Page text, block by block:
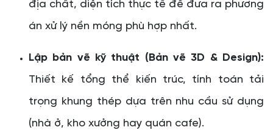
địa chất, diện tích thực tế để đưa ra phương
án xử lý nền móng phù hợp nhất.
Lập bản vẽ kỹ thuật (Bản vẽ 3D & Design):
Thiết kế tổng thể kiến trúc, tính toán tải
trọng khung thép dựa trên nhu cầu sử dụng
(nhà ở, kho xưởng hay quán cafe).